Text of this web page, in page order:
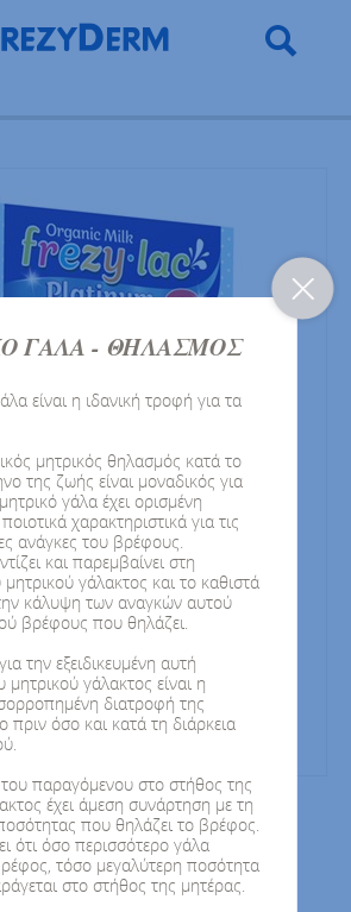
ΓΑΛΑ - ΘΗΛΑΣΜΟΣ
είναι η ιδανική τροφή για τα
μητρικός θηλασμός κατά το
της ζωής είναι μοναδικός για
γάλα έχει ορισμένη
χαρακτηριστικά για τις
ανάγκες του βρέφους.
και παρεμβαίνει στη
γάλακτος και το καθιστά
κάλυψη των αναγκών αυτού
βρέφους που θηλάζει.
την εξειδικευμένη αυτή
μητρικού γάλακτος είναι η
διατροφή της
πριν όσο και κατά τη διάρκεια
παραγόμενου στο στήθος της
έχει άμεση συνάρτηση με τη
που θηλάζει το βρέφος.
ότι όσο περισσότερο γάλα
τόσο μεγαλύτερη ποσότητα
στο στήθος της μητέρας.